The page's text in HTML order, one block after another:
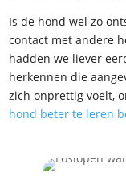
Is de hond wel zo
contact met andere
hadden we liever
herkennen die
zich onprettig voelt,
hond beter te leren